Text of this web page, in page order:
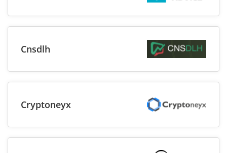
Cnsdlh
Cryptoneyx